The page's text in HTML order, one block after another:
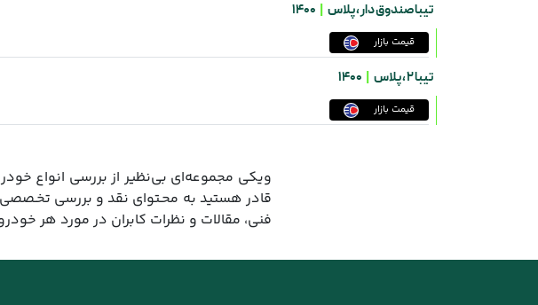
تیبا صندوق دار ،پلاس 1400
قیمت بازار
تیبا 2 ، پلاس 1400
قیمت بازار
ویکی مجموعه‌ای بی‌نظیر از بررسی انواع
قادر هستید به محـتوای نقد و بررسی
فنی، مقالات و نظرات کابران در مورد هر